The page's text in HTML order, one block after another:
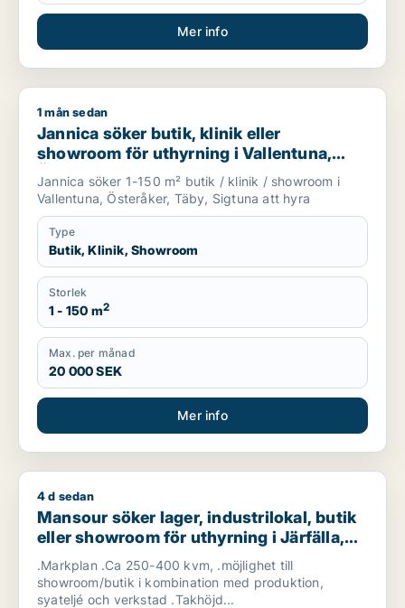
Mer info
Jannica söker butik, klinik eller showroom för uthyrning i
1 mån sedan
Jannica söker butik, klinik eller
showroom för uthyrning i Vallentuna,
Österåker eller Täby m.fl.
Jannica söker 1-150 m² butik / klinik / showroom i
Vallentuna, Österåker, Täby, Sigtuna att hyra
Type
Butik, Klinik, Showroom
Storlek
1 - 150 m2
Max. per månad
20 000 SEK
Mer info
Mansour söker lager, industrilokal, butik eller showroom för
4 d sedan
Mansour söker lager, industrilokal, butik
eller showroom för uthyrning i Järfälla,
Danderyd eller Sollentuna m.fl.
.Markplan .Ca 250-400 kvm, .möjlighet till
showroom/butik i kombination med produktion,
syateljé och verkstad .Takhöjd...